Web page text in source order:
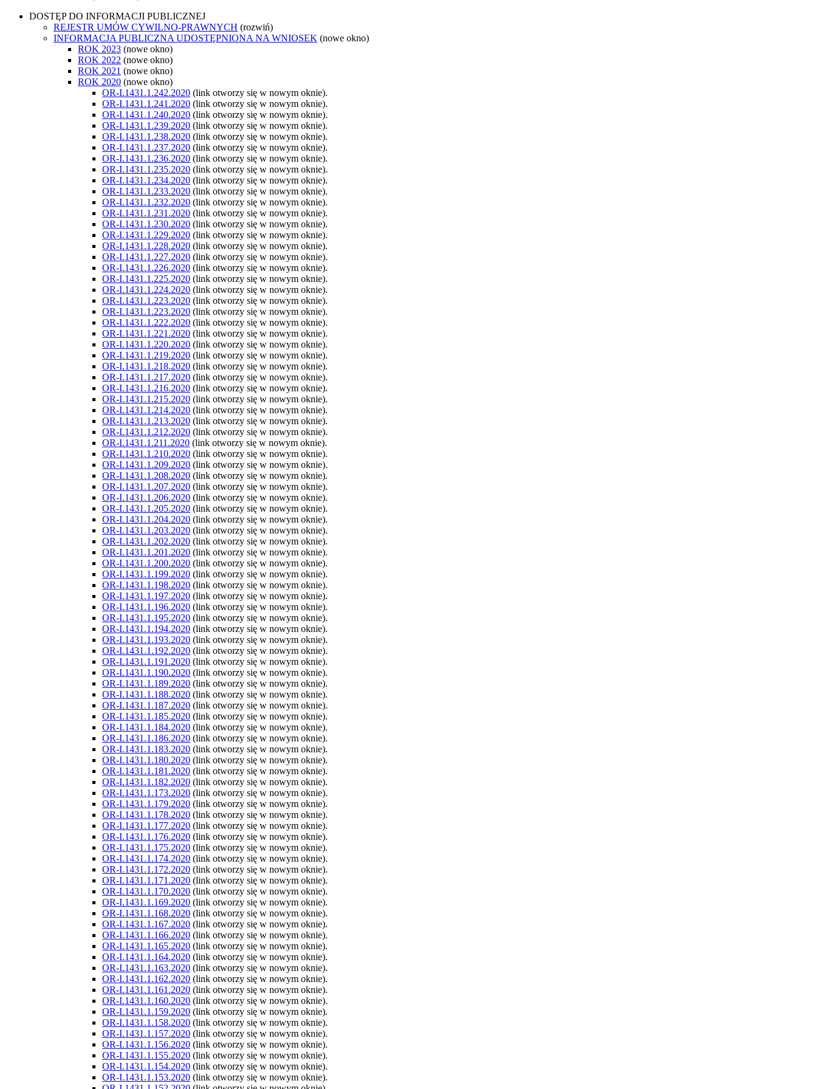
DOSTĘP DO INFORMACJI PUBLICZNEJ
REJESTR UMÓW CYWILNO-PRAWNYCH (rozwiń)
INFORMACJA PUBLICZNA UDOSTĘPNIONA NA WNIOSEK (nowe okno)
ROK 2023 (nowe okno)
ROK 2022 (nowe okno)
ROK 2021 (nowe okno)
ROK 2020 (nowe okno)
OR-I.1431.1.242.2020 (link otworzy się w nowym oknie).
OR-I.1431.1.241.2020 (link otworzy się w nowym oknie).
OR-I.1431.1.240.2020 (link otworzy się w nowym oknie).
OR-I.1431.1.239.2020 (link otworzy się w nowym oknie).
OR-I.1431.1.238.2020 (link otworzy się w nowym oknie).
OR-I.1431.1.237.2020 (link otworzy się w nowym oknie).
OR-I.1431.1.236.2020 (link otworzy się w nowym oknie).
OR-I.1431.1.235.2020 (link otworzy się w nowym oknie).
OR-I.1431.1.234.2020 (link otworzy się w nowym oknie).
OR-I.1431.1.233.2020 (link otworzy się w nowym oknie).
OR-I.1431.1.232.2020 (link otworzy się w nowym oknie).
OR-I.1431.1.231.2020 (link otworzy się w nowym oknie).
OR-I.1431.1.230.2020 (link otworzy się w nowym oknie).
OR-I.1431.1.229.2020 (link otworzy się w nowym oknie).
OR-I.1431.1.228.2020 (link otworzy się w nowym oknie).
OR-I.1431.1.227.2020 (link otworzy się w nowym oknie).
OR-I.1431.1.226.2020 (link otworzy się w nowym oknie).
OR-I.1431.1.225.2020 (link otworzy się w nowym oknie).
OR-I.1431.1.224.2020 (link otworzy się w nowym oknie).
OR-I.1431.1.223.2020 (link otworzy się w nowym oknie).
OR-I.1431.1.223.2020 (link otworzy się w nowym oknie).
OR-I.1431.1.222.2020 (link otworzy się w nowym oknie).
OR-I.1431.1.221.2020 (link otworzy się w nowym oknie).
OR-I.1431.1.220.2020 (link otworzy się w nowym oknie).
OR-I.1431.1.219.2020 (link otworzy się w nowym oknie).
OR-I.1431.1.218.2020 (link otworzy się w nowym oknie).
OR-I.1431.1.217.2020 (link otworzy się w nowym oknie).
OR-I.1431.1.216.2020 (link otworzy się w nowym oknie).
OR-I.1431.1.215.2020 (link otworzy się w nowym oknie).
OR-I.1431.1.214.2020 (link otworzy się w nowym oknie).
OR-I.1431.1.213.2020 (link otworzy się w nowym oknie).
OR-I.1431.1.212.2020 (link otworzy się w nowym oknie).
OR-I.1431.1.211.2020 (link otworzy się w nowym oknie).
OR-I.1431.1.210.2020 (link otworzy się w nowym oknie).
OR-I.1431.1.209.2020 (link otworzy się w nowym oknie).
OR-I.1431.1.208.2020 (link otworzy się w nowym oknie).
OR-I.1431.1.207.2020 (link otworzy się w nowym oknie).
OR-I.1431.1.206.2020 (link otworzy się w nowym oknie).
OR-I.1431.1.205.2020 (link otworzy się w nowym oknie).
OR-I.1431.1.204.2020 (link otworzy się w nowym oknie).
OR-I.1431.1.203.2020 (link otworzy się w nowym oknie).
OR-I.1431.1.202.2020 (link otworzy się w nowym oknie).
OR-I.1431.1.201.2020 (link otworzy się w nowym oknie).
OR-I.1431.1.200.2020 (link otworzy się w nowym oknie).
OR-I.1431.1.199.2020 (link otworzy się w nowym oknie).
OR-I.1431.1.198.2020 (link otworzy się w nowym oknie).
OR-I.1431.1.197.2020 (link otworzy się w nowym oknie).
OR-I.1431.1.196.2020 (link otworzy się w nowym oknie).
OR-I.1431.1.195.2020 (link otworzy się w nowym oknie).
OR-I.1431.1.194.2020 (link otworzy się w nowym oknie).
OR-I.1431.1.193.2020 (link otworzy się w nowym oknie).
OR-I.1431.1.192.2020 (link otworzy się w nowym oknie).
OR-I.1431.1.191.2020 (link otworzy się w nowym oknie).
OR-I.1431.1.190.2020 (link otworzy się w nowym oknie).
OR-I.1431.1.189.2020 (link otworzy się w nowym oknie).
OR-I.1431.1.188.2020 (link otworzy się w nowym oknie).
OR-I.1431.1.187.2020 (link otworzy się w nowym oknie).
OR-I.1431.1.185.2020 (link otworzy się w nowym oknie).
OR-I.1431.1.184.2020 (link otworzy się w nowym oknie).
OR-I.1431.1.186.2020 (link otworzy się w nowym oknie).
OR-I.1431.1.183.2020 (link otworzy się w nowym oknie).
OR-I.1431.1.180.2020 (link otworzy się w nowym oknie).
OR-I.1431.1.181.2020 (link otworzy się w nowym oknie).
OR-I.1431.1.182.2020 (link otworzy się w nowym oknie).
OR-I.1431.1.173.2020 (link otworzy się w nowym oknie).
OR-I.1431.1.179.2020 (link otworzy się w nowym oknie).
OR-I.1431.1.178.2020 (link otworzy się w nowym oknie).
OR-I.1431.1.177.2020 (link otworzy się w nowym oknie).
OR-I.1431.1.176.2020 (link otworzy się w nowym oknie).
OR-I.1431.1.175.2020 (link otworzy się w nowym oknie).
OR-I.1431.1.174.2020 (link otworzy się w nowym oknie).
OR-I.1431.1.172.2020 (link otworzy się w nowym oknie).
OR-I.1431.1.171.2020 (link otworzy się w nowym oknie).
OR-I.1431.1.170.2020 (link otworzy się w nowym oknie).
OR-I.1431.1.169.2020 (link otworzy się w nowym oknie).
OR-I.1431.1.168.2020 (link otworzy się w nowym oknie).
OR-I.1431.1.167.2020 (link otworzy się w nowym oknie).
OR-I.1431.1.166.2020 (link otworzy się w nowym oknie).
OR-I.1431.1.165.2020 (link otworzy się w nowym oknie).
OR-I.1431.1.164.2020 (link otworzy się w nowym oknie).
OR-I.1431.1.163.2020 (link otworzy się w nowym oknie).
OR-I.1431.1.162.2020 (link otworzy się w nowym oknie).
OR-I.1431.1.161.2020 (link otworzy się w nowym oknie).
OR-I.1431.1.160.2020 (link otworzy się w nowym oknie).
OR-I.1431.1.159.2020 (link otworzy się w nowym oknie).
OR-I.1431.1.158.2020 (link otworzy się w nowym oknie).
OR-I.1431.1.157.2020 (link otworzy się w nowym oknie).
OR-I.1431.1.156.2020 (link otworzy się w nowym oknie).
OR-I.1431.1.155.2020 (link otworzy się w nowym oknie).
OR-I.1431.1.154.2020 (link otworzy się w nowym oknie).
OR-I.1431.1.153.2020 (link otworzy się w nowym oknie).